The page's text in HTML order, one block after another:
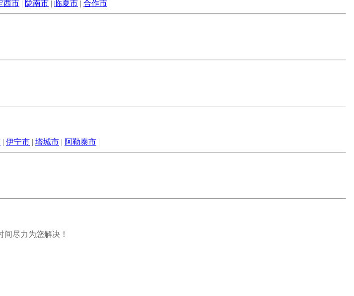
西市 | 陇南市 | 临夏市 | 合作市 |
| 伊宁市 | 塔城市 | 阿勒泰市 |
尽力为您解决！